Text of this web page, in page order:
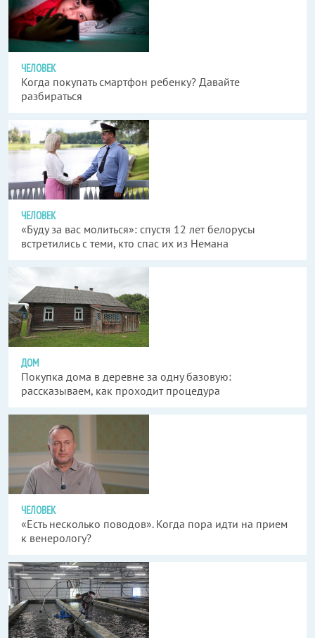
ЧЕЛОВЕК
Когда покупать смартфон ребенку? Давайте
разбираться
ЧЕЛОВЕК
«Буду за вас молиться»: спустя 12 лет белорусы
встретились с теми, кто спас их из Немана
ДОМ
Покупка дома в деревне за одну базовую:
рассказываем, как проходит процедура
ЧЕЛОВЕК
«Есть несколько поводов». Когда пора идти на прием
к венерологу?